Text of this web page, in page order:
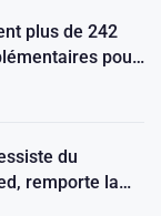
plus de 242
pour
du
remporte la
le Sénat